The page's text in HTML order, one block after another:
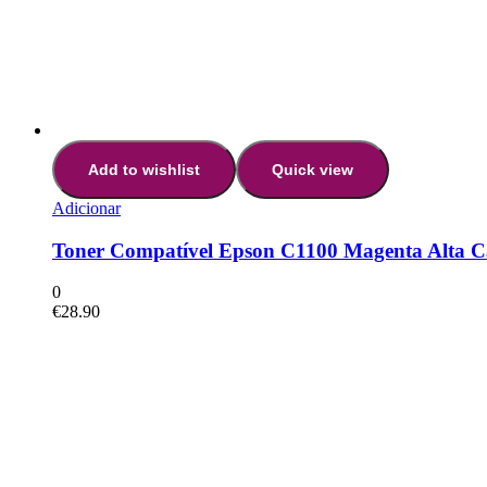
Add to wishlist Quick view
Adicionar
Toner Compatível Epson C1100 Magenta Alta
0
€28.90